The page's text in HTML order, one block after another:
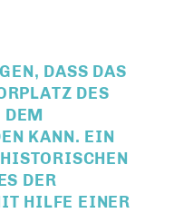
DASS DAS
DES
DEM
KANN. EIN
DER
HILFE EINER